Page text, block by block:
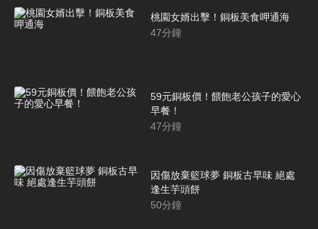
桃園女婿出擊！銅板美食呷通海
47分鐘
59元銅板價！餵飽老公孩子的愛心
早餐！
47分鐘
因傷放棄籃球夢 銅板古早味 絕處
逢生芋頭餅
50分鐘